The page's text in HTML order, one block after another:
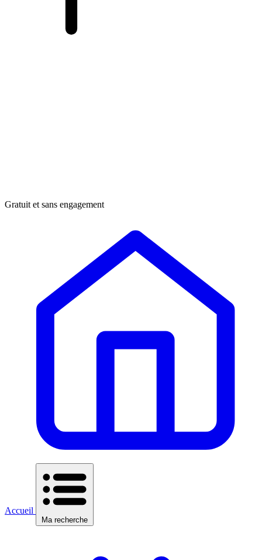
Gratuit et sans engagement
Accueil
Ma recherche